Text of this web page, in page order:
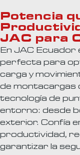
Potencia
JAC para
En JAC Ecuador
perfecta para
carga y
de montacargas
tecnología de
entorno: desde
exterior. Confía
productividad,
garantizar la